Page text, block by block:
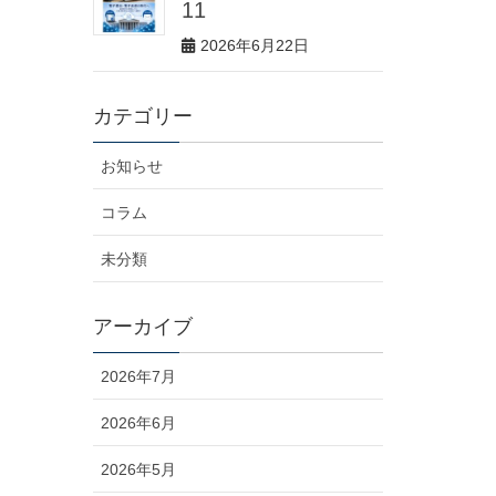
11
2026年6月22日
カテゴリー
お知らせ
コラム
未分類
アーカイブ
2026年7月
2026年6月
2026年5月